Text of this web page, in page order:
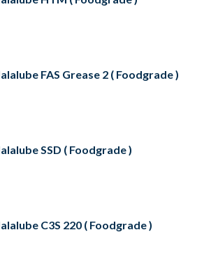
FAS Grease 2 ( Foodgrade )
SSD ( Foodgrade )
C3S 220 ( Foodgrade )